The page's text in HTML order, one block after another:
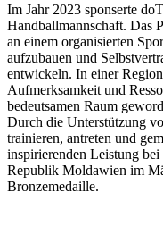
Im Jahr 2023 sponserte
Handballmannschaft. Das
an einem organisierten
aufzubauen und
entwickeln. In einer
Aufmerksamkeit und
bedeutsamen Raum
Durch die Unterstützung
trainieren, antreten und
inspirierenden Leistung
Republik Moldawien im
Bronzemedaille.